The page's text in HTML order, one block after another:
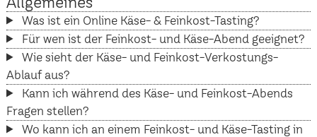
Was ist ein Online Käse- & Feinkost-Tasting?
Für wen ist der Feinkost- und Käse-Abend geeignet?
Wie sieht der Käse- und Feinkost-Verkostungs-
Ablauf aus?
Kann ich während des Käse- und Feinkost-Abends
Fragen stellen?
Wo kann ich an einem Feinkost- und Käse-Tasting in